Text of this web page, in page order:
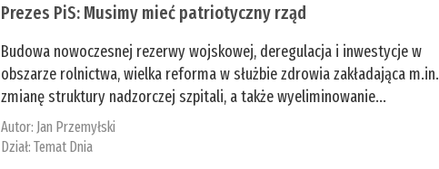
Prezes PiS: Musimy mieć patriotyczny rząd
Budowa nowoczesnej rezerwy wojskowej, deregulacja i inwestycje w
obszarze rolnictwa, wielka reforma w służbie zdrowia zakładająca m.in.
zmianę struktury nadzorczej szpitali, a także wyeliminowanie...
Autor: Jan Przemyłski
Dział:Temat Dnia